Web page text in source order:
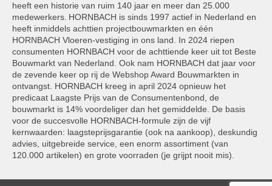
heeft een historie van ruim 140 jaar en meer dan 25.000
medewerkers. HORNBACH is sinds 1997 actief in Nederland en
heeft inmiddels achttien projectbouwmarkten en één
HORNBACH Vloeren-vestiging in ons land. In 2024 riepen
consumenten HORNBACH voor de achttiende keer uit tot Beste
Bouwmarkt van Nederland. Ook nam HORNBACH dat jaar voor
de zevende keer op rij de Webshop Award Bouwmarkten in
ontvangst. HORNBACH kreeg in april 2024 opnieuw het
predicaat Laagste Prijs van de Consumentenbond, de
bouwmarkt is 14% voordeliger dan het gemiddelde. De basis
voor de succesvolle HORNBACH-formule zijn de vijf
kernwaarden: laagsteprijsgarantie (ook na aankoop), deskundig
advies, uitgebreide service, een enorm assortiment (van
120.000 artikelen) en grote voorraden (je grijpt nooit mis).